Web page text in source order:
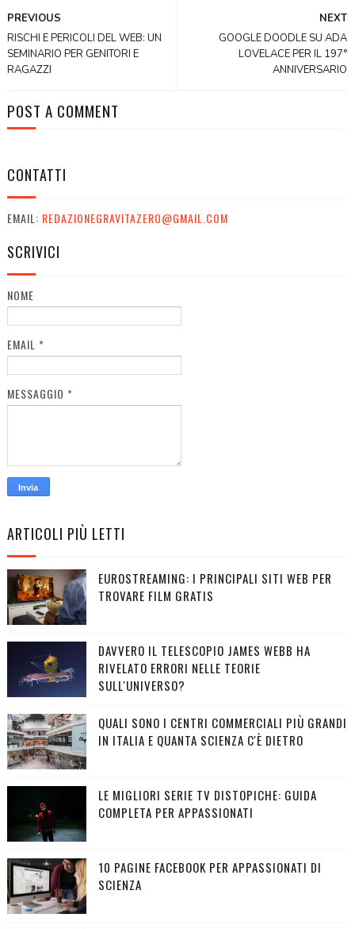
NEXT
GOOGLE DOODLE SU ADA
LOVELACE PER IL 197°
ANNIVERSARIO
PREVIOUS
RISCHI E PERICOLI DEL WEB: UN
SEMINARIO PER GENITORI E
RAGAZZI
POST A COMMENT
CONTATTI
EMAIL: REDAZIONEGRAVITAZERO@GMAIL.COM
SCRIVICI
NOME
EMAIL *
MESSAGGIO *
ARTICOLI PIÙ LETTI
EUROSTREAMING: I PRINCIPALI SITI WEB PER
TROVARE FILM GRATIS
DAVVERO IL TELESCOPIO JAMES WEBB HA
RIVELATO ERRORI NELLE TEORIE
SULL'UNIVERSO?
QUALI SONO I CENTRI COMMERCIALI PIÙ GRANDI
IN ITALIA E QUANTA SCIENZA C'È DIETRO
LE MIGLIORI SERIE TV DISTOPICHE: GUIDA
COMPLETA PER APPASSIONATI
10 PAGINE FACEBOOK PER APPASSIONATI DI
SCIENZA